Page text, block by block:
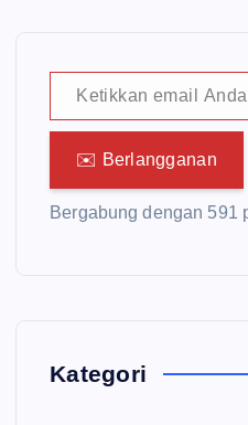
Ketikkan email Anda...
✉️ Berlangganan
Bergabung dengan 591
Kategori